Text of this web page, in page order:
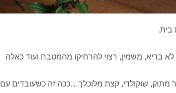
בית,
בריא, משמין, רצוי להרחיקו מהמטבח ועוד כאלה
מתוק, שוקולדי, קצת מלוכלך…ככה זה כשעובדים עם